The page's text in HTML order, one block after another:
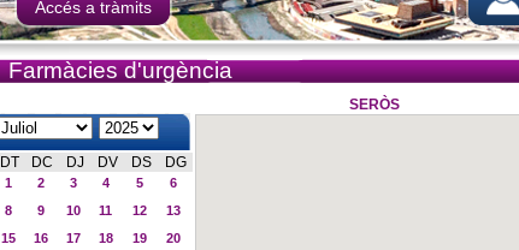
Accés a tràmits
Farmàcies d'urgència
DT DC DJ DV DS DG
1 2 3 4 5
6
8 9 10 11 12
13
15 16 17 18 19
20
SERÒS